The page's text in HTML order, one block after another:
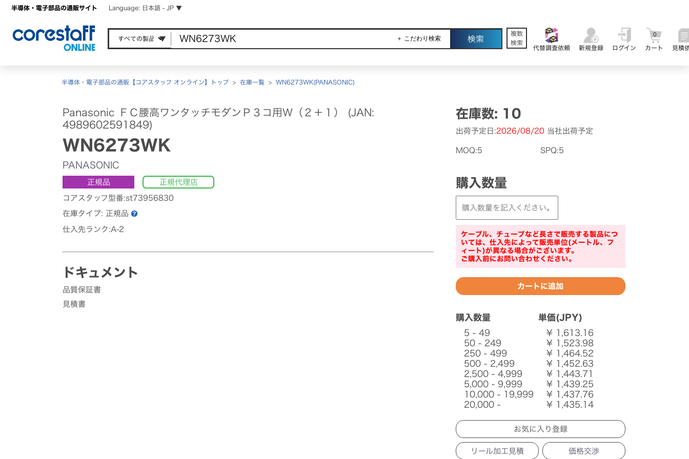
半導体・電子部品の通販サイト Language: 日本語 - JP ▼
＋ こだわり検索
複数
検索
代替調査依頼
新規登録 ログイン カート
0
見積
半導体・電子部品の通販【コアスタッフ オンライン】トップ > 在庫一覧 > WN6273WK(PANASONIC)
Panasonic ＦＣ腰高ワンタッチモダンＰ３コ用Ｗ（２＋１） (JAN:
4989602591849)
WN6273WK
PANASONIC
正規品 正規代理店
コアスタッフ型番:st73956830
在庫タイプ: 正規品
仕入先ランク:A-2
ドキュメント
品質保証書
見積書
在庫数: 10
出荷予定日:2026/08/20当社出荷予定
MOQ:5 SPQ:5
購入数量
ケーブル、チューブなど長さで販売する製品につ
いては、仕入先によって販売単位(メートル、フ
ィート)が異なる場合がございます。
ご購入前にお問い合わせください。
購入数量
単価(JPY)
5 - 49
¥ 1,613.16
50 - 249
¥ 1,523.98
250 - 499
¥ 1,464.52
500 - 2,499
¥ 1,452.63
2,500 - 4,999
¥ 1,443.71
5,000 - 9,999
¥ 1,439.25
10,000 - 19,999
¥ 1,437.76
20,000 -
¥ 1,435.14
リール加工見積 価格交渉